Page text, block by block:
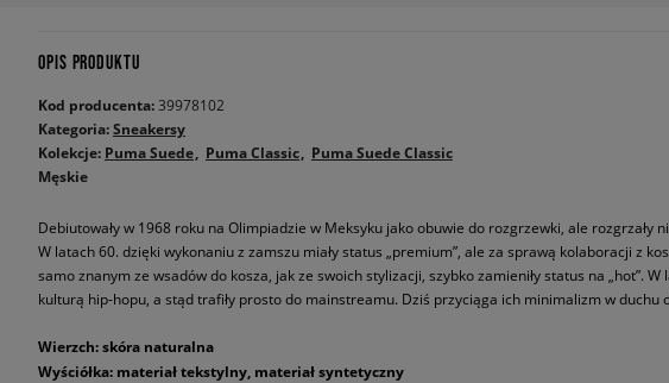
OPIS PRODUKTU
Kod producenta: 39978102
Kategoria:Sneakersy
Kolekcje: Puma Suede Puma Classic
Puma Suede Classic
Męskie
Debiutowały w 1968 roku na Olimpiadzie w Meksyku jako obuwie do rozgrzewki, ale rozgrzały
W latach 60. dzięki wykonaniu z zamszu miały status „premium”, ale za sprawą kolaboracji z
samo znanym ze wsadów do kosza, jak ze swoich stylizacji, szybko zamieniły status na „hot”. W
kulturą hip-hopu, a stąd trafiły prosto do mainstreamu. Dziś przyciąga ich minimalizm w duchu
Wierzch: skóra naturalna
Wyściółka: materiał tekstylny, materiał syntetyczny